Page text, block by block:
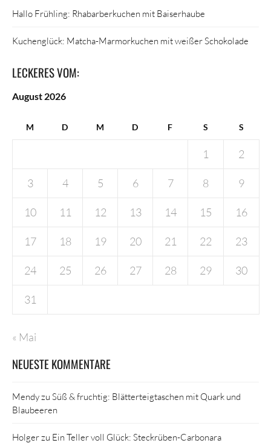
Hallo Frühling: Rhabarberkuchen mit Baiserhaube
Kuchenglück: Matcha-Marmorkuchen mit weißer Schokolade
LECKERES VOM:
August 2026
M D M D F S S
1 2
3 4 5 6 7 8 9
10 11 12 13 14 15 16
17 18 19 20 21 22 23
24 25 26 27 28 29 30
31
« Mai
NEUESTE KOMMENTARE
Mendyzu Süß & fruchtig: Blätterteigtaschen mit Quark und
Blaubeeren
Holgerzu Ein Teller voll Glück: Steckrüben-Carbonara